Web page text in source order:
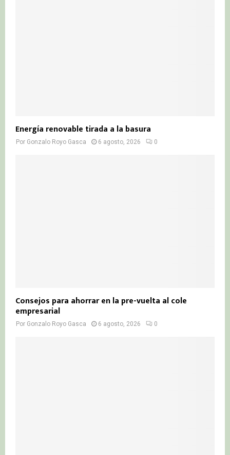
Energía renovable tirada a la basura
Por Gonzalo Royo Gasca 6 agosto, 2026 0
Consejos para ahorrar en la pre-vuelta al cole
empresarial
Por Gonzalo Royo Gasca 6 agosto, 2026 0